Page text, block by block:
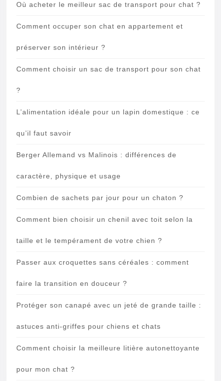
Où acheter le meilleur sac de transport pour chat ?
Comment occuper son chat en appartement et
préserver son intérieur ?
Comment choisir un sac de transport pour son chat
?
L’alimentation idéale pour un lapin domestique : ce
qu’il faut savoir
Berger Allemand vs Malinois : différences de
caractère, physique et usage
Combien de sachets par jour pour un chaton ?
Comment bien choisir un chenil avec toit selon la
taille et le tempérament de votre chien ?
Passer aux croquettes sans céréales : comment
faire la transition en douceur ?
Protéger son canapé avec un jeté de grande taille :
astuces anti-griffes pour chiens et chats
Comment choisir la meilleure litière autonettoyante
pour mon chat ?